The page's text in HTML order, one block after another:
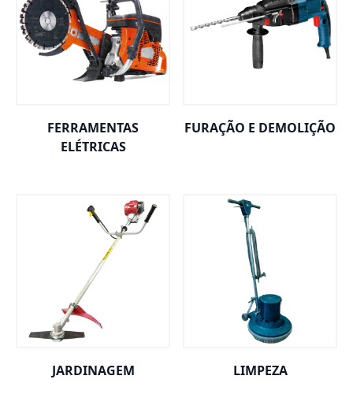
FERRAMENTAS
ELÉTRICAS
FURAÇÃO E DEMOLIÇÃO
JARDINAGEM LIMPEZA